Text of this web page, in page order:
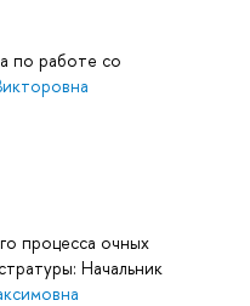
по работе со
процесса очных
Начальник